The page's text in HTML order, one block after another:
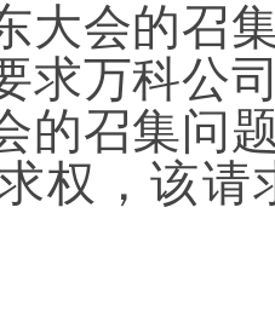
大会的召
求万科公
的召集问
权，该